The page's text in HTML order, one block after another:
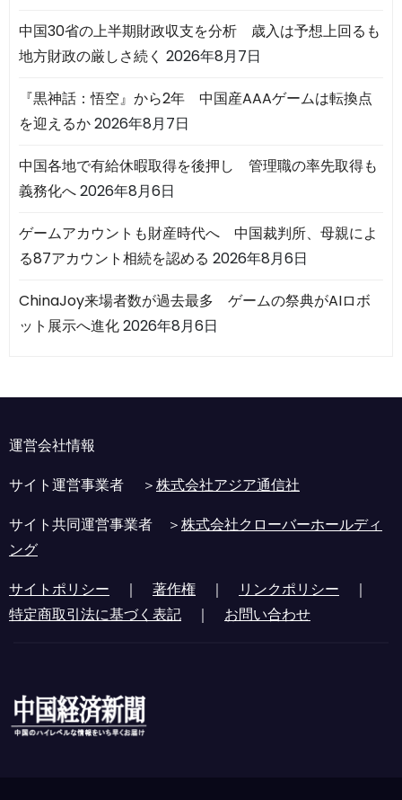
中国30省の上半期財政収支を分析 歳入は予想上回るも
地方財政の厳しさ続く 2026年8月7日
『黒神話：悟空』から2年 中国産AAAゲームは転換点
を迎えるか2026年8月7日
中国各地で有給休暇取得を後押し 管理職の率先取得も
義務化へ2026年8月6日
ゲームアカウントも財産時代へ 中国裁判所、母親によ
る87アカウント相続を認める 2026年8月6日
ChinaJoy来場者数が過去最多 ゲームの祭典がAIロボ
ット展示へ進化2026年8月6日
運営会社情報
サイト運営事業者 ＞株式会社アジア通信社
サイト共同運営事業者 ＞株式会社クローバーホールディ
ング
サイトポリシー ｜ 著作権 ｜ リンクポリシー ｜
特定商取引法に基づく表記 ｜ お問い合わせ